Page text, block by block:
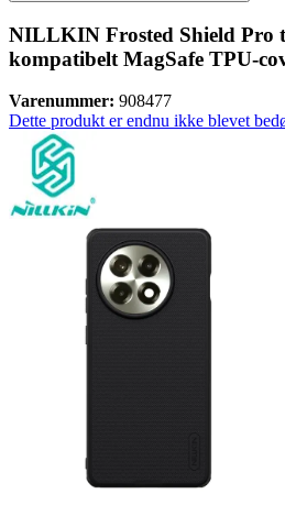
NILLKIN Frosted Shield Pro
kompatibelt MagSafe TPU-
Varenummer: 908477
Dette produkt er endnu ikke blevet